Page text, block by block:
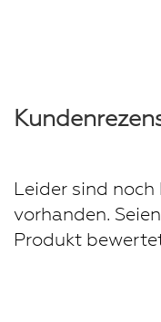
Leider sind
vorhanden.
Produkt